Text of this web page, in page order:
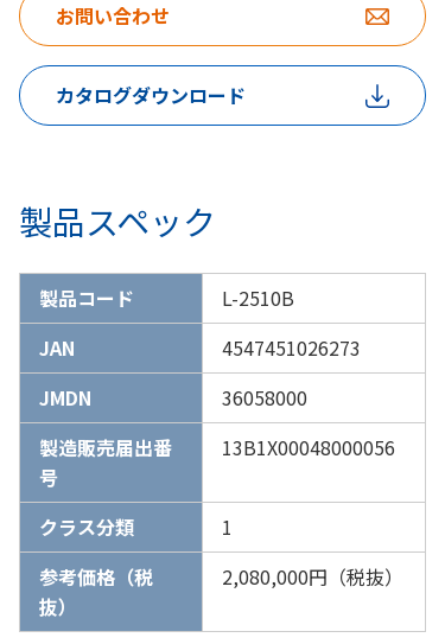
お問い合わせ
カタログダウンロード
製品スペック
製品コード
L-2510B
JAN
4547451026273
JMDN
36058000
製造販売届出番
号
13B1X00048000056
クラス分類
1
参考価格（税
抜）
2,080,000円（税抜）